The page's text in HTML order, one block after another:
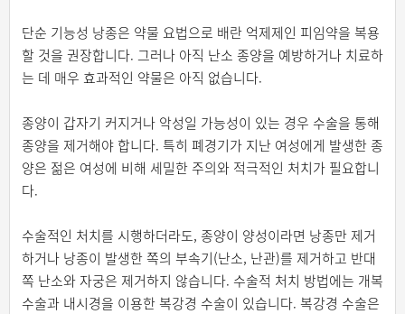
단순 기능성 낭종은 약물 요법으로 배란 억제제인 피임약을 복용
할 것을 권장합니다. 그러나 아직 난소 종양을 예방하거나 치료하
는 데 매우 효과적인 약물은 아직 없습니다.
종양이 갑자기 커지거나 악성일 가능성이 있는 경우 수술을 통해
종양을 제거해야 합니다. 특히 폐경기가 지난 여성에게 발생한 종
양은 젊은 여성에 비해 세밀한 주의와 적극적인 처치가 필요합니
다.
수술적인 처치를 시행하더라도, 종양이 양성이라면 낭종만 제거
하거나 낭종이 발생한 쪽의 부속기(난소, 난관)를 제거하고 반대
쪽 난소와 자궁은 제거하지 않습니다. 수술적 처치 방법에는 개복
수술과 내시경을 이용한 복강경 수술이 있습니다. 복강경 수술은